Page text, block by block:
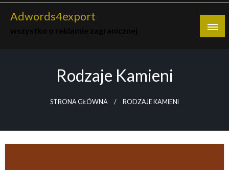
Skip
Adwords4export
Rodzaje Kamieni
STRONA GŁÓWNA RODZAJE KAMIENI